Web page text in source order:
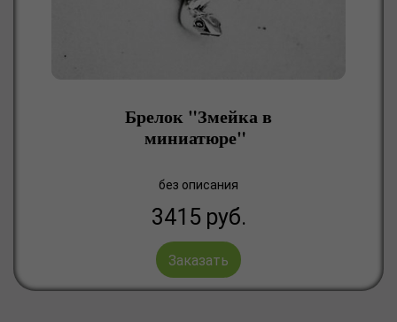
Брелок "Змейка в
миниатюре"
без описания
3415 руб.
Заказать